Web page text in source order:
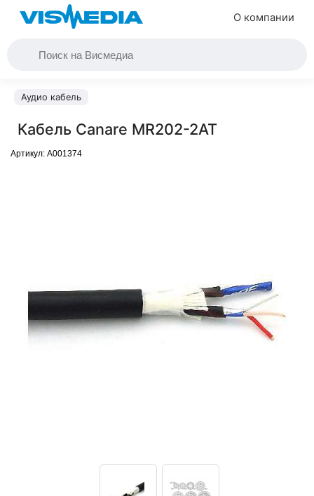
О компании
Аудио кабель
Кабель Canare MR202-2AT
Артикул: A001374